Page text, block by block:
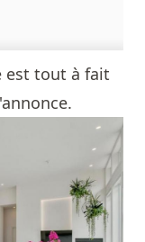
est tout à fait